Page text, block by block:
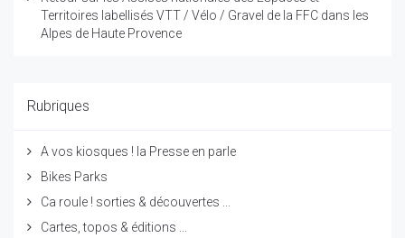
Territoires labellisés VTT / Vélo / Gravel de la FFC dans les
Alpes de Haute Provence
Rubriques
A vos kiosques ! la Presse en parle
Bikes Parks
Ca roule ! sorties & découvertes ...
Cartes, topos & éditions ...